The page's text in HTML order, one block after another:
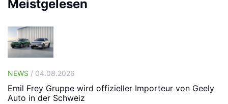
Meistgelesen
NEWS / 04.08.2026
Emil Frey Gruppe wird offizieller Importeur von Geely
Auto in der Schweiz